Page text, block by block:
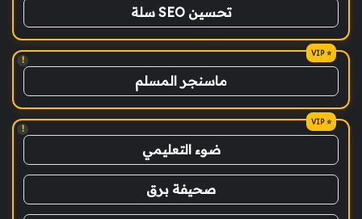
تحسين SEO سلة
!
ماسنجر المسلم
!
ضوء التعليمي
صحيفة برق